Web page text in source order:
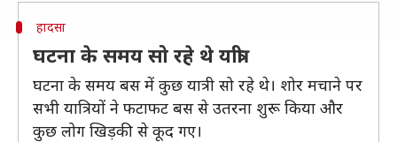
हादसा
घटना के समय सो रहे थे यात्री
घटना के समय बस में कुछ यात्री सो रहे थे। शोर मचाने पर
सभी यात्रियों ने फटाफट बस से उतरना शुरू किया और
कुछ लोग खिड़की से कूद गए।